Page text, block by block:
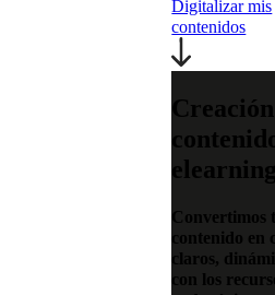
Digitalizar mis
contenidos
elearning
Convertimos
contenido en
claros,
con los